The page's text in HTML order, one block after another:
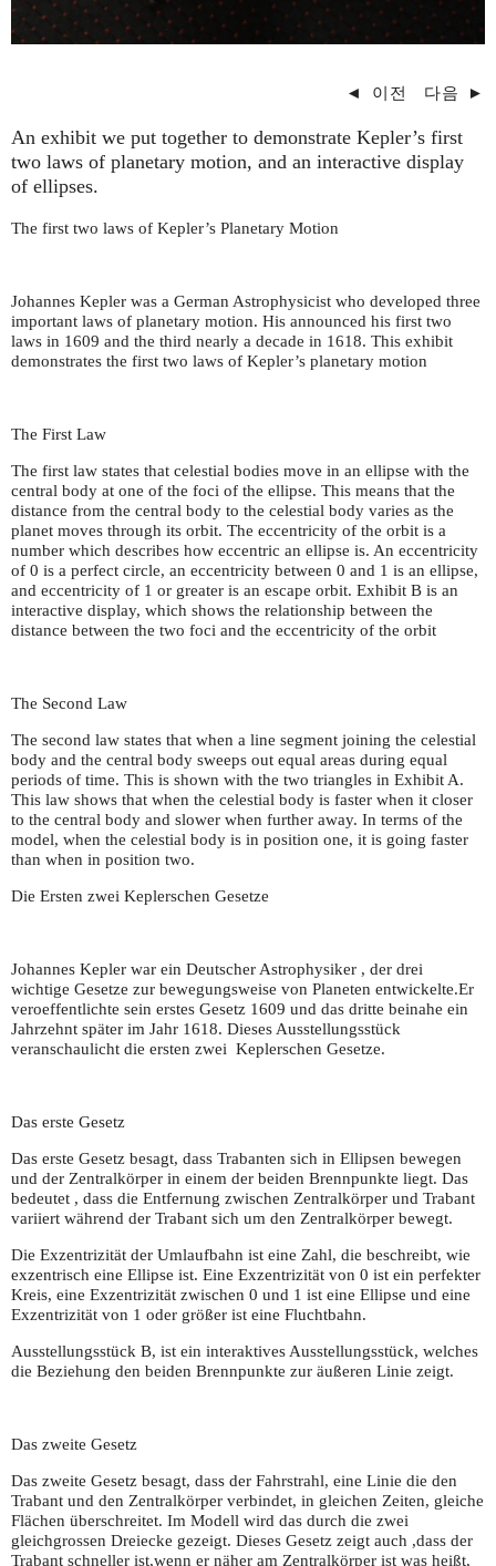
◄ 이전 다음 ►
An exhibit we put together to demonstrate Kepler’s first
two laws of planetary motion, and an interactive display
of ellipses.
The first two laws of Kepler’s Planetary Motion
Johannes Kepler was a German Astrophysicist who developed three
important laws of planetary motion. His announced his first two
laws in 1609 and the third nearly a decade in 1618. This exhibit
demonstrates the first two laws of Kepler’s planetary motion
The First Law
The first law states that celestial bodies move in an ellipse with the
central body at one of the foci of the ellipse. This means that the
distance from the central body to the celestial body varies as the
planet moves through its orbit. The eccentricity of the orbit is a
number which describes how eccentric an ellipse is. An eccentricity
of 0 is a perfect circle, an eccentricity between 0 and 1 is an ellipse,
and eccentricity of 1 or greater is an escape orbit. Exhibit B is an
interactive display, which shows the relationship between the
distance between the two foci and the eccentricity of the orbit
The Second Law
The second law states that when a line segment joining the celestial
body and the central body sweeps out equal areas during equal
periods of time. This is shown with the two triangles in Exhibit A.
This law shows that when the celestial body is faster when it closer
to the central body and slower when further away. In terms of the
model, when the celestial body is in position one, it is going faster
than when in position two.
Die Ersten zwei Keplerschen Gesetze
Johannes Kepler war ein Deutscher Astrophysiker , der drei
wichtige Gesetze zur bewegungsweise von Planeten entwickelte.Er
veroeffentlichte sein erstes Gesetz 1609 und das dritte beinahe ein
Jahrzehnt später im Jahr 1618. Dieses Ausstellungsstück
veranschaulicht die ersten zwei Keplerschen Gesetze.
Das erste Gesetz
Das erste Gesetz besagt, dass Trabanten sich in Ellipsen bewegen
und der Zentralkörper in einem der beiden Brennpunkte liegt. Das
bedeutet , dass die Entfernung zwischen Zentralkörper und Trabant
variiert während der Trabant sich um den Zentralkörper bewegt.
Die Exzentrizität der Umlaufbahn ist eine Zahl, die beschreibt, wie
exzentrisch eine Ellipse ist. Eine Exzentrizität von 0 ist ein perfekter
Kreis, eine Exzentrizität zwischen 0 und 1 ist eine Ellipse und eine
Exzentrizität von 1 oder größer ist eine Fluchtbahn.
Ausstellungsstück B, ist ein interaktives Ausstellungsstück, welches
die Beziehung den beiden Brennpunkte zur äußeren Linie zeigt.
Das zweite Gesetz
Das zweite Gesetz besagt, dass der Fahrstrahl, eine Linie die den
Trabant und den Zentralkörper verbindet, in gleichen Zeiten, gleiche
Flächen überschreitet. Im Modell wird das durch die zwei
gleichgrossen Dreiecke gezeigt. Dieses Gesetz zeigt auch ,dass der
Trabant schneller ist,wenn er näher am Zentralkörper ist was heißt,